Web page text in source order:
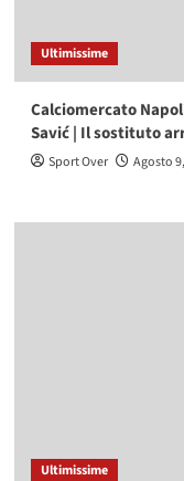
Ultimissime
Calciomercato
Savić | Il sostituto
Sport Over Agosto
Ultimissime